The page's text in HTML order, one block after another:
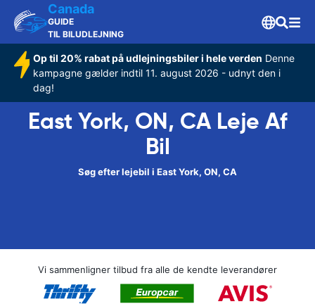
Canada
GUIDE
TIL BILUDLEJNING
Op til 20% rabat på udlejningsbiler i hele verden Denne
kampagne gælder indtil 11. august 2026 - udnyt den i
dag!
East York, ON, CA Leje Af
Bil
Søg efter lejebil i East York, ON, CA
Vi sammenligner tilbud fra alle de kendte leverandører